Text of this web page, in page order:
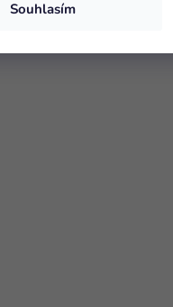
Souhlasím